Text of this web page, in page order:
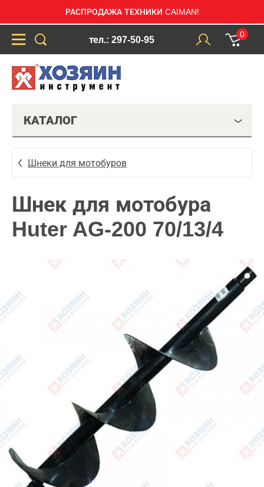
РАСПРОДАЖА ТЕХНИКИ CAIMAN!
тел.: 297-50-95
0
КАТАЛОГ
Шнеки для мотобуров
Шнек для мотобура
Huter AG-200 70/13/4